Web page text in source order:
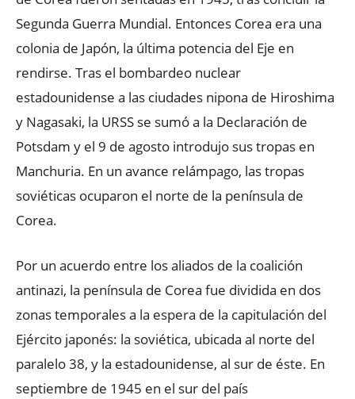
Segunda Guerra Mundial. Entonces Corea era una
colonia de Japón, la última potencia del Eje en
rendirse. Tras el bombardeo nuclear
estadounidense a las ciudades nipona de Hiroshima
y Nagasaki, la URSS se sumó a la Declaración de
Potsdam y el 9 de agosto introdujo sus tropas en
Manchuria. En un avance relámpago, las tropas
soviéticas ocuparon el norte de la península de
Corea.
Por un acuerdo entre los aliados de la coalición
antinazi, la península de Corea fue dividida en dos
zonas temporales a la espera de la capitulación del
Ejército japonés: la soviética, ubicada al norte del
paralelo 38, y la estadounidense, al sur de éste. En
septiembre de 1945 en el sur del país